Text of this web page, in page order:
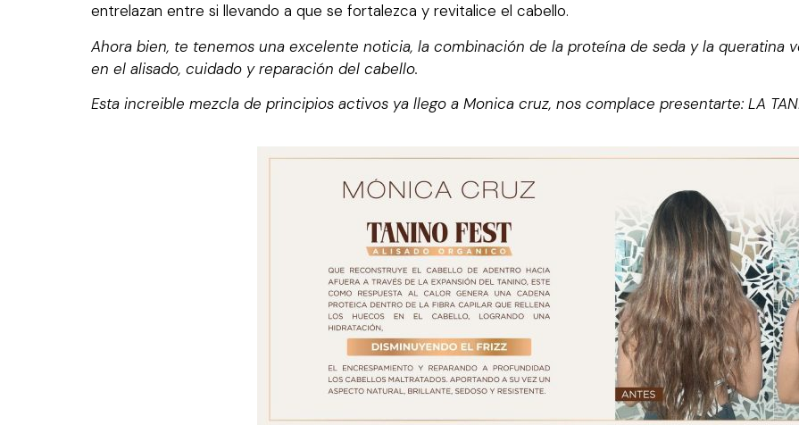
entrelazan entre si llevando a que se fortalezca y revitalice el cabello.
Ahora bien, te tenemos una excelente noticia, la combinación de la proteína de seda y la queratina
en el alisado, cuidado y reparación del cabello.
Esta increible mezcla de principios activos ya llego a Monica cruz, nos complace presentarte: LA